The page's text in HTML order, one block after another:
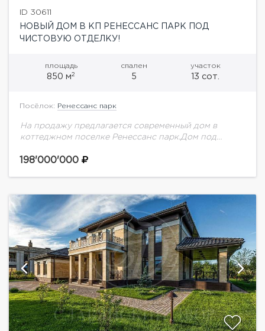
ID 30611
НОВЫЙ ДОМ В КП РЕНЕССАНС ПАРК ПОД
ЧИСТОВУЮ ОТДЕЛКУ!
площадь
850 м2
спален
5
участок
13 сот.
Посёлок: Ренессанс парк
На продажу предлагается современный дом в
коттеджном поселке Ренессанс парк.Дом под
дому. Ландшафтный дизайн участка.
198'000'000